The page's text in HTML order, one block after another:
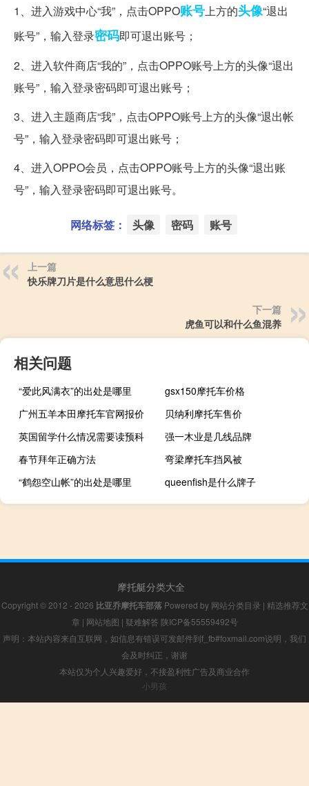
1、进入游戏中心“我”，点击OPPO账号上方的头像“退出
账号”，输入登录密码即可退出账号；
2、进入软件商店“我的”，点击OPPO账号上方的头像“退出
账号”，输入登录密码即可退出账号；
3、进入主题商店“我”，点击OPPO账号上方的头像“退出帐
号”，输入登录密码即可退出账号；
4、进入OPPO会员，点击OPPO账号上方的头像“退出账
号”，输入登录密码即可退出账号。
网络标签： 头像 密码 账号
上一篇
快乐牌刀片是什么意思什么梗
下一篇
虎鱼可以和什么鱼混养
相关问题
“爱此风满衣”的出处是哪里
gsx150摩托车价格
广州五羊本田摩托车官网报价
贝纳利摩托车售价
英国留学什么情况需要读预科
强一木业是几线品牌
春节拜年正确方法
弯梁摩托车挡风被
“鹤怨空山帐”的出处是哪里
queenfish是什么牌子
摩托艇分类大全
Copyright © 2012 - 2026 比亚乔摩托车部落Powered by 网站分类目录 | 精选推荐文
章 | 网站地图 | 疑难解答 陕ICP备55559492号
声明：本站内容来自互联网，如信息有错误可发邮件到f_fb#foxmail.com说明，我们
会及时纠正，谢谢
本站仅为个人兴趣爱好，不接盈利性广告及商业合作
小男孩